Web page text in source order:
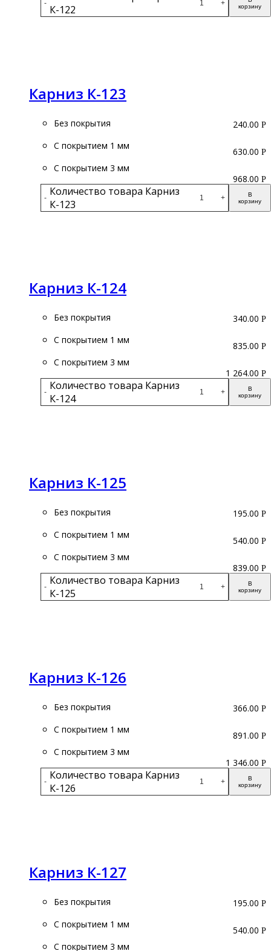
- К-122
+
корзину
Карниз К-123
Без покрытия
С покрытием 1 мм
С покрытием 3 мм
- Количество товара Карниз
К-123
+
В
корзину
240.00 Р
630.00 Р
968.00 Р
Карниз К-124
Без покрытия
С покрытием 1 мм
С покрытием 3 мм
- Количество товара Карниз
К-124
+
В
корзину
340.00 Р
835.00 Р
1 264.00 Р
Карниз К-125
Без покрытия
С покрытием 1 мм
С покрытием 3 мм
- Количество товара Карниз
К-125
+
В
корзину
195.00 Р
540.00 Р
839.00 Р
Карниз К-126
Без покрытия
С покрытием 1 мм
С покрытием 3 мм
- Количество товара Карниз
К-126
+
В
корзину
366.00 Р
891.00 Р
1 346.00 Р
Карниз К-127
Без покрытия
С покрытием 1 мм
С покрытием 3 мм
195.00 Р
540.00 Р